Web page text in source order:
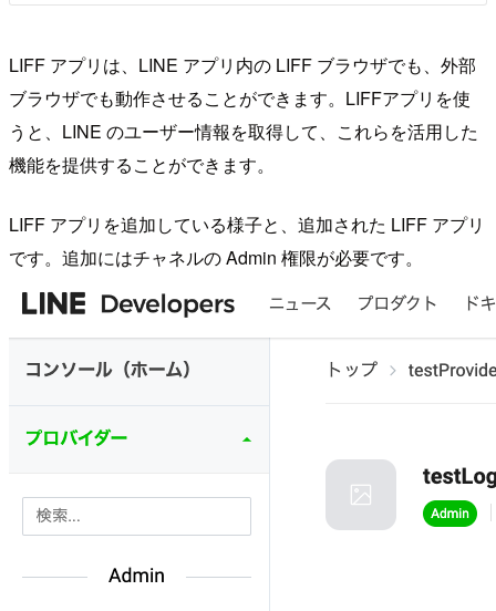
LIFF アプリは、LINE アプリ内の LIFF ブラウザでも、外部
ブラウザでも動作させることができます。LIFFアプリを使
うと、LINE のユーザー情報を取得して、これらを活用した
機能を提供することができます。
LIFF アプリを追加している様子と、追加された LIFF アプリ
です。追加にはチャネルの Admin 権限が必要です。